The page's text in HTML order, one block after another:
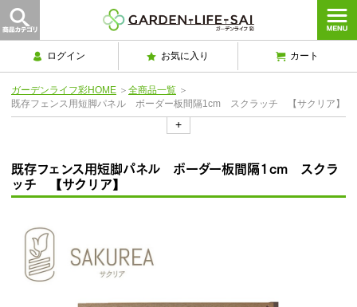
ログイン お気に入り カート
ガーデンライフ彩HOME ＞ 全商品一覧 ＞
既存フェンス用短脚パネル ボーダー板間隔1cm スクラッチ 【サクリア】
+
既存フェンス用短脚パネル ボーダー板間隔1cm スクラ
ッチ 【サクリア】